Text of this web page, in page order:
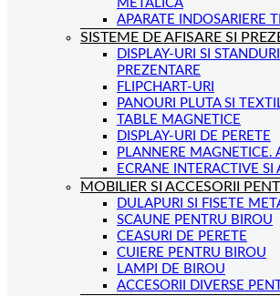
METALICA
APARATE INDOSARIERE
SISTEME DE AFISARE SI
DISPLAY-URI SI
PREZENTARE
FLIPCHART-URI
PANOURI PLUTA SI
TABLE MAGNETICE
DISPLAY-URI DE PERETE
PLANNERE MAGNETICE.
ECRANE INTERACTIVE SI
MOBILIER SI ACCESORII
DULAPURI SI FISETE
SCAUNE PENTRU BIROU
CEASURI DE PERETE
CUIERE PENTRU BIROU
LAMPI DE BIROU
ACCESORII DIVERSE